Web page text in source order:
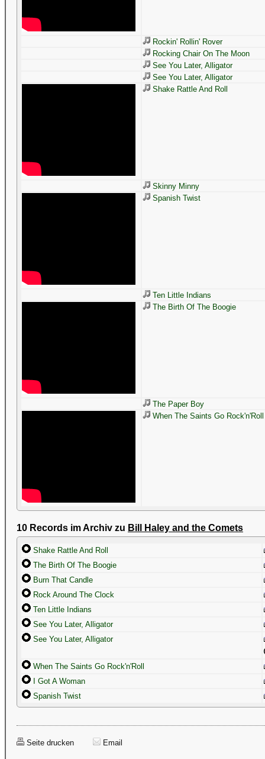
Rockin' Rollin' Rover
Rocking Chair On The Moon
See You Later, Alligator
See You Later, Alligator
Shake Rattle And Roll
Skinny Minny
Spanish Twist
Ten Little Indians
The Birth Of The Boogie
The Paper Boy
When The Saints Go Rock'n'Roll
10 Records im Archiv zu Bill Haley and the Comets
Shake Rattle And Roll
The Birth Of The Boogie
Burn That Candle
Rock Around The Clock
Ten Little Indians
See You Later, Alligator
See You Later, Alligator
When The Saints Go Rock'n'Roll
I Got A Woman
Spanish Twist
Seite drucken Email